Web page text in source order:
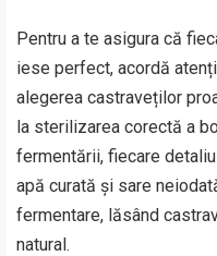
Pentru a te asigura că
iese perfect, acordă
alegerea castraveților
la sterilizarea corectă a
fermentării, fiecare
apă curată și sare
fermentare, lăsând
natural.